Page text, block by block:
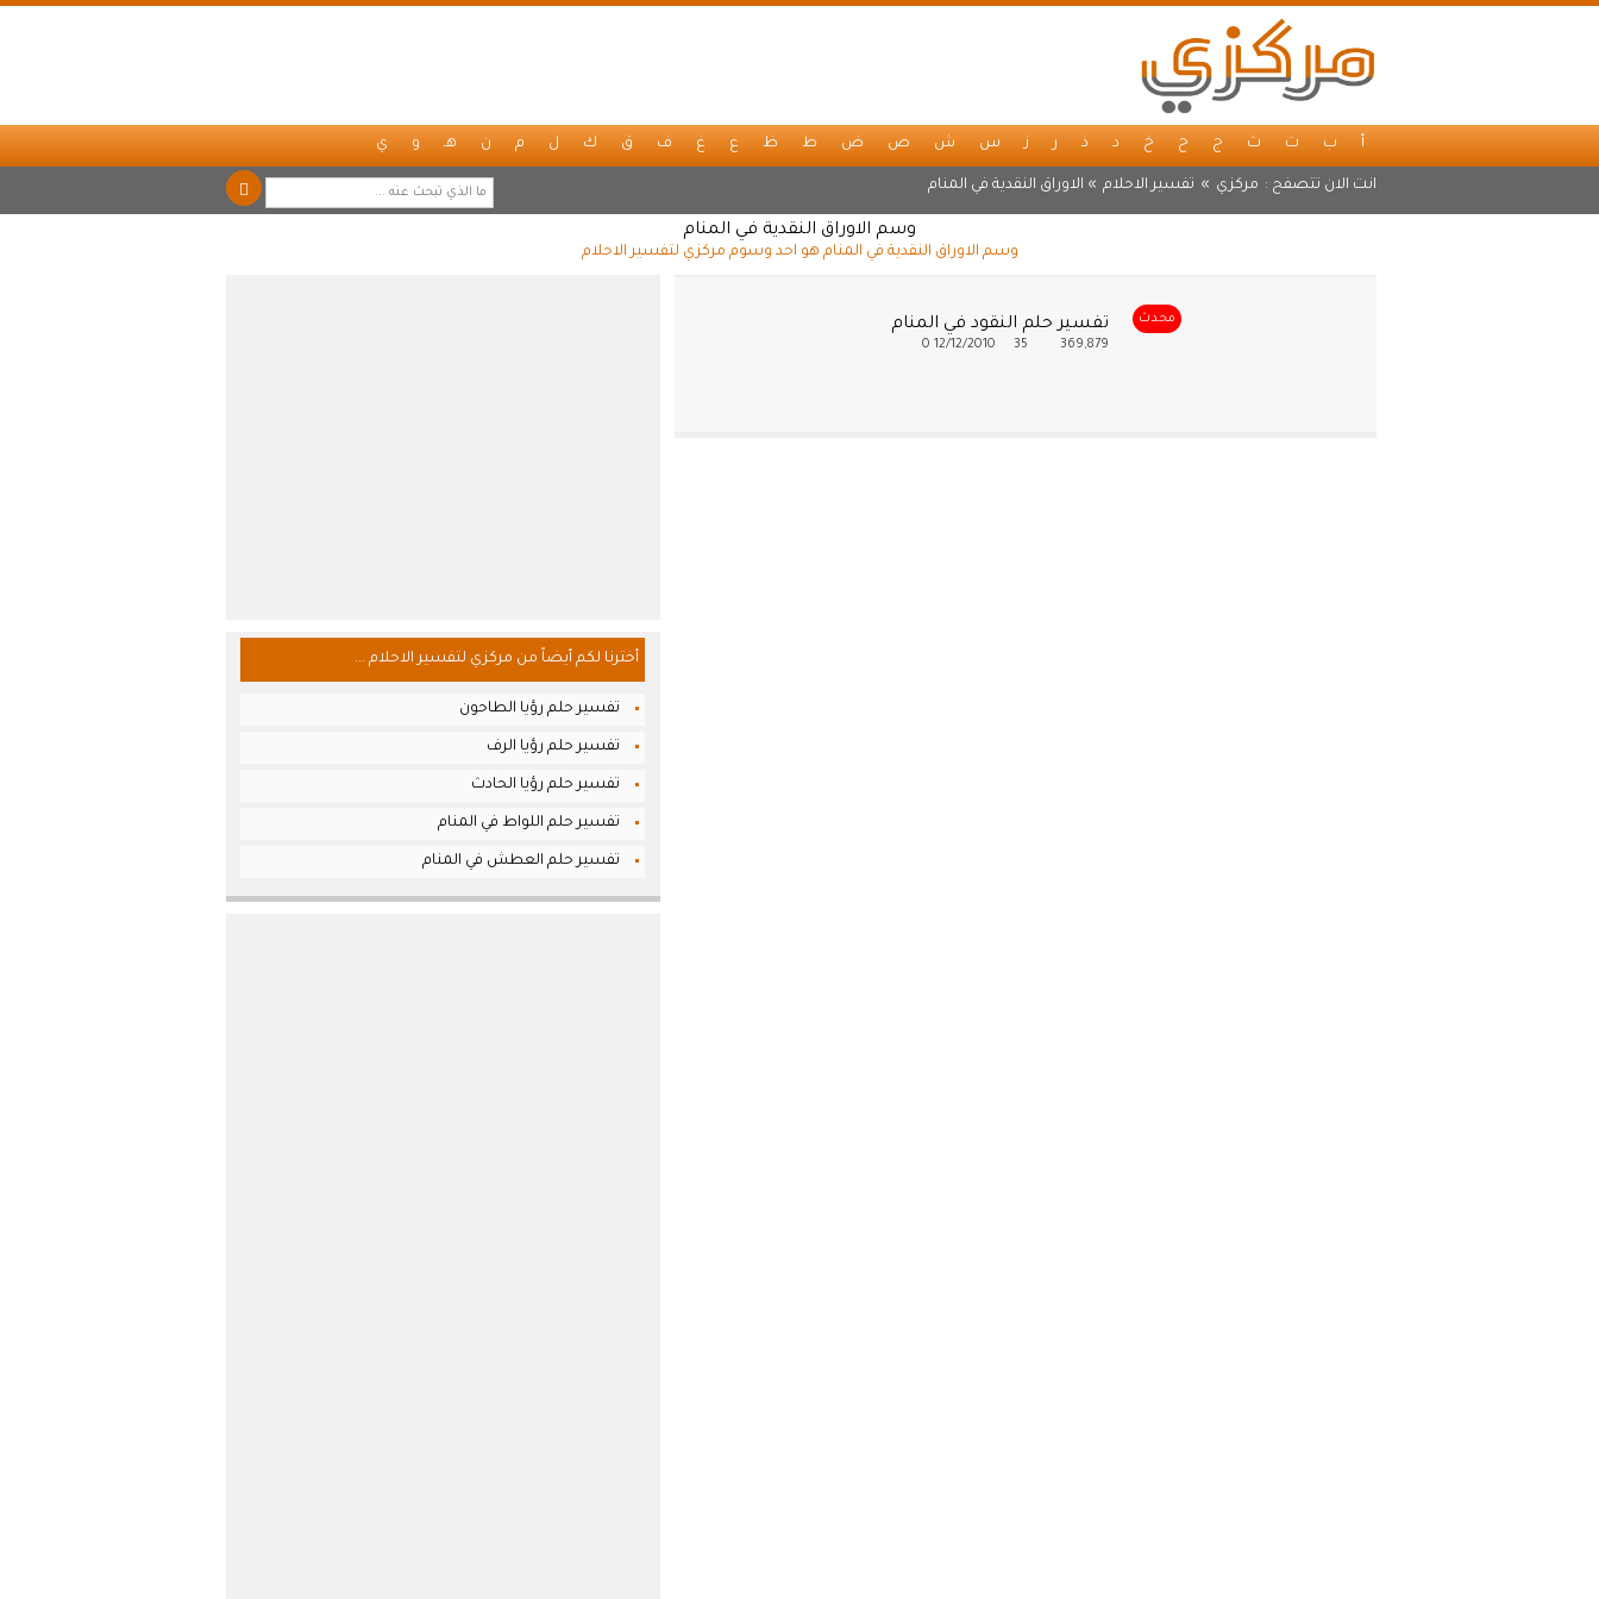
أ ب ت ث ج ح خ د ذ ر ز س ش ص ض ط ظ ع غ ف ق ك ل م ن هـ و ي
انت الان تتصفح : مركزي » تفسير الاحلام » الاوراق النقدية في المنام
وسم الاوراق النقدية في المنام
وسم الاوراق النقدية في المنام هو احد وسوم مركزي لتفسير الاحلام
محدث تفسير حلم النقود في المنام
369,879
12/12/2010
0
أخترنا لكم أيضاً من مركزي لتفسير الاحلام ...
تفسير حلم رؤيا الطاحون
تفسير حلم رؤيا الرف
تفسير حلم رؤيا الحادث
تفسير حلم اللواط في المنام
تفسير حلم العطش في المنام